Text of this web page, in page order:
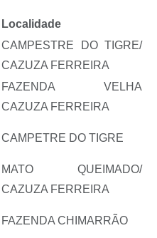
Localidade
CAMPESTRE DO TIGRE/
CAZUZA FERREIRA
FAZENDA VELHA
CAZUZA FERREIRA
CAMPETRE DO TIGRE
MATO QUEIMADO/
CAZUZA FERREIRA
FAZENDA CHIMARRÃO